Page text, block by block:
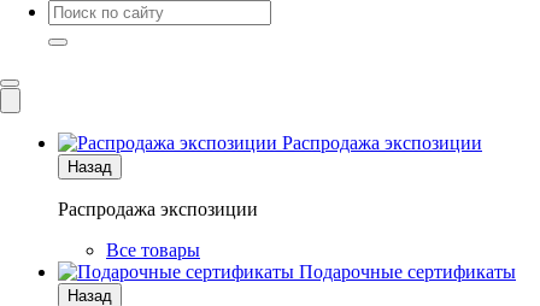
Распродажа экспозиции
Назад
Распродажа экспозиции
Все товары
Подарочные сертификаты
Назад